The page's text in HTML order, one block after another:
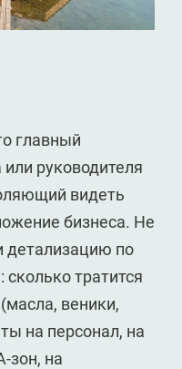
главный
руководителя
видеть
бизнеса. Не
детализацию по
тратится
веники,
на персонал, на
зон, на